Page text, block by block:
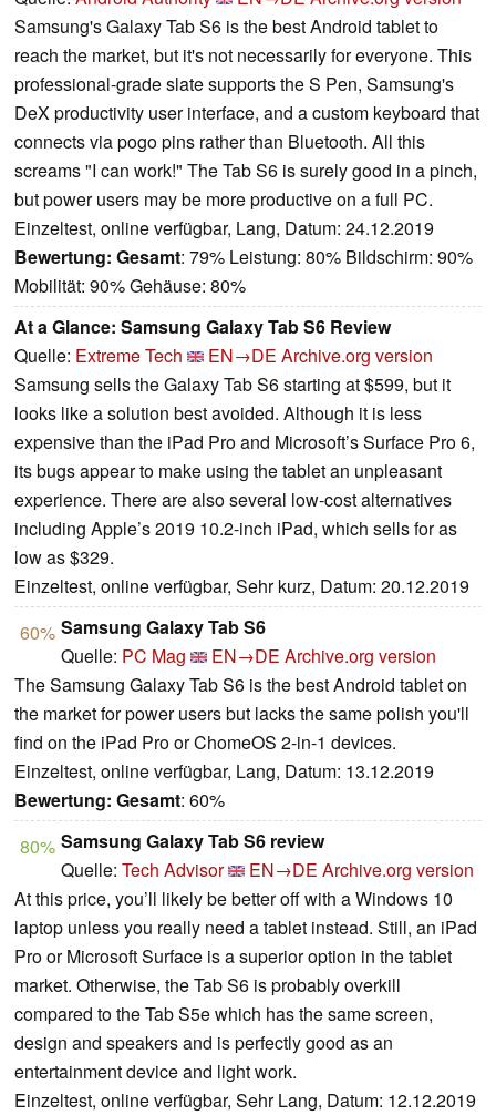
Samsung's Galaxy Tab S6 is the best Android tablet to
reach the market, but it's not necessarily for everyone. This
professional-grade slate supports the S Pen, Samsung's
DeX productivity user interface, and a custom keyboard that
connects via pogo pins rather than Bluetooth. All this
screams "I can work!" The Tab S6 is surely good in a pinch,
but power users may be more productive on a full PC.
Einzeltest, online verfügbar, Lang, Datum: 24.12.2019
Bewertung: Gesamt: 79% Leistung: 80% Bildschirm: 90%
Mobilität: 90% Gehäuse: 80%
At a Glance: Samsung Galaxy Tab S6 Review
Quelle: Extreme Tech EN→DE Archive.org version
Samsung sells the Galaxy Tab S6 starting at $599, but it
looks like a solution best avoided. Although it is less
expensive than the iPad Pro and Microsoft’s Surface Pro 6,
its bugs appear to make using the tablet an unpleasant
experience. There are also several low-cost alternatives
including Apple’s 2019 10.2-inch iPad, which sells for as
low as $329.
Einzeltest, online verfügbar, Sehr kurz, Datum: 20.12.2019
60% Samsung Galaxy Tab S6
Quelle: PC Mag EN→DE Archive.org version
The Samsung Galaxy Tab S6 is the best Android tablet on
the market for power users but lacks the same polish you'll
find on the iPad Pro or ChomeOS 2-in-1 devices.
Einzeltest, online verfügbar, Lang, Datum: 13.12.2019
Bewertung: Gesamt: 60%
80% Samsung Galaxy Tab S6 review
Quelle: Tech Advisor EN→DE Archive.org version
At this price, you’ll likely be better off with a Windows 10
laptop unless you really need a tablet instead. Still, an iPad
Pro or Microsoft Surface is a superior option in the tablet
market. Otherwise, the Tab S6 is probably overkill
compared to the Tab S5e which has the same screen,
design and speakers and is perfectly good as an
entertainment device and light work.
Einzeltest, online verfügbar, Sehr Lang, Datum: 12.12.2019